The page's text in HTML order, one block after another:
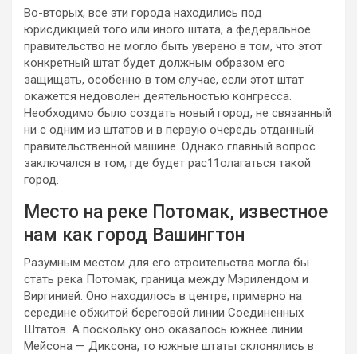
Во-вторых, все эти города находились под
юрисдикцией того или иного штата, а федеральное
правительство не могло быть уверено в том, что этот
конкретный штат будет должным образом его
защищать, особенно в том случае, если этот штат
окажется недоволен деятельностью конгресса.
Необходимо было создать новый город, не связанный
ни с одним из штатов и в первую очередь отданный
правительственной машине. Однако главный вопрос
заключался в том, где будет рас11олагаться такой
город.
Место на реке Потомак, известное
нам как город Вашингтон
Разумным местом для его строительства могла бы
стать река Потомак, граница между Мэрилендом и
Виргинией. Оно находилось в центре, примерно на
середине обжитой береговой линии Соединенных
Штатов. А поскольку оно оказалось южнее линии
Мейсона — Диксона, то южные штаты склонялись в